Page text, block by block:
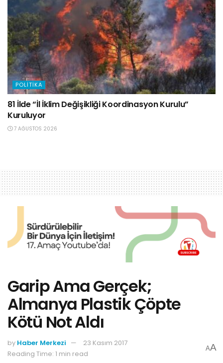
POLITIKA
81 İlde “İl İklim Değişikliği Koordinasyon Kurulu”
Kuruluyor
7 AĞUSTOS 2026
Garip Ama Gerçek;
Almanya Plastik Çöpte
Kötü Not Aldı
by Haber Merkezi
23 Kasım 2017
Reading Time: 1 min read
AA